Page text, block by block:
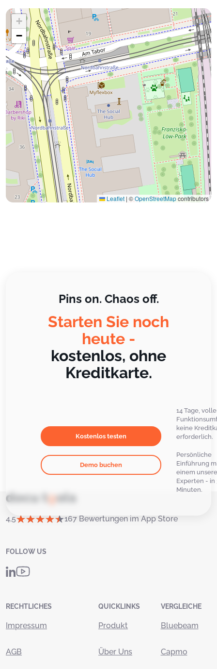
+
−
Leaflet | ©OpenStreetMapcontributors
Pins on. Chaos off.
Starten Sie noch
heute -
kostenlos, ohne
Kreditkarte.
Kostenlos testen
Demo buchen
14 Tage,
keine
erforderlich.
Persönliche
Einführung
einem
Experten - in
Minuten.
4,5 167 Bewertungen im App Store
FOLLOW US
RECHTLICHES
Impressum
AGB
QUICKLINKS
Produkt
Über Uns
VERGLEICHE
Bluebeam
Capmo